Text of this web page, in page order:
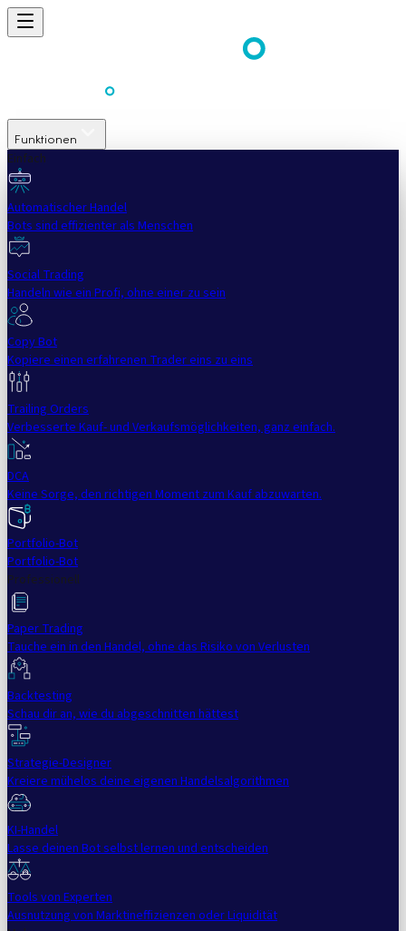
Funktionen
Einfach
Automatischer Handel
Bots sind effizienter als Menschen
Social Trading
Handeln wie ein Profi, ohne einer zu sein
Copy Bot
Kopiere einen erfahrenen Trader eins zu eins
Trailing Orders
Verbesserte Kauf- und Verkaufsmöglichkeiten, ganz einfach.
DCA
Keine Sorge, den richtigen Moment zum Kauf abzuwarten.
Portfolio-Bot
Portfolio-Bot
Professionell
Paper Trading
Tauche ein in den Handel, ohne das Risiko von Verlusten
Backtesting
Schau dir an, wie du abgeschnitten hättest
Strategie-Designer
Kreiere mühelos deine eigenen Handelsalgorithmen
KI-Handel
Lasse deinen Bot selbst lernen und entscheiden
Tools von Experten
Ausnutzung von Marktineffizienzen oder Liquidität